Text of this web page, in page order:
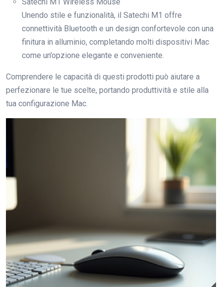
Unendo stile e funzionalità, il Satechi M1 offre
connettività Bluetooth e un design confortevole con una
finitura in alluminio, completando molti dispositivi Mac
come un’opzione elegante e conveniente.
Comprendere le capacità di questi prodotti può aiutare a
perfezionare le tue scelte, portando produttività e stile alla
tua configurazione Mac.